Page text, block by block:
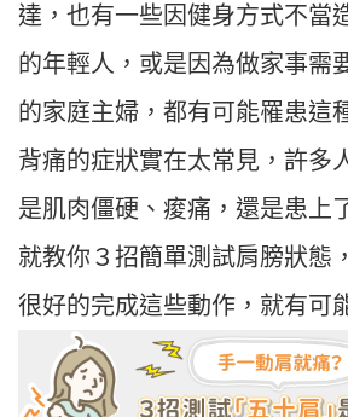
達，也有一些因健身方式不當
的年輕人，或是因為做家事需
的家庭主婦，都有可能罹患這
背痛的症狀實在太常見，許多
是肌肉僵硬、痠痛，還是患上
就教你３招簡單測試肩膀狀態
很好的完成這些動作，就有可